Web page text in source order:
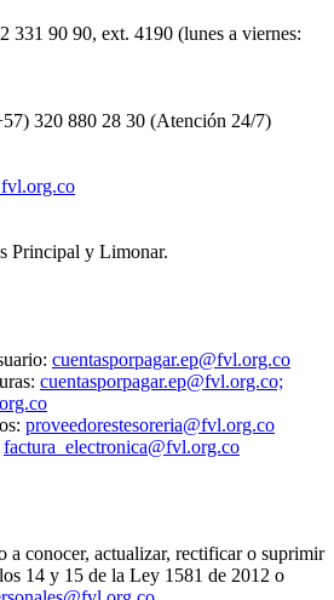
331 90 90, ext. 4190 (lunes a viernes:
320 880 28 30 (Atención 24/7)
Principal y Limonar.
cuentasporpagar.ep@fvl.org.co
cuentasporpagar.ep@fvl.org.co;
proveedorestesoreria@fvl.org.co
factura_electronica@fvl.org.co
a conocer, actualizar, rectificar o suprimir
14 y 15 de la Ley 1581 de 2012 o